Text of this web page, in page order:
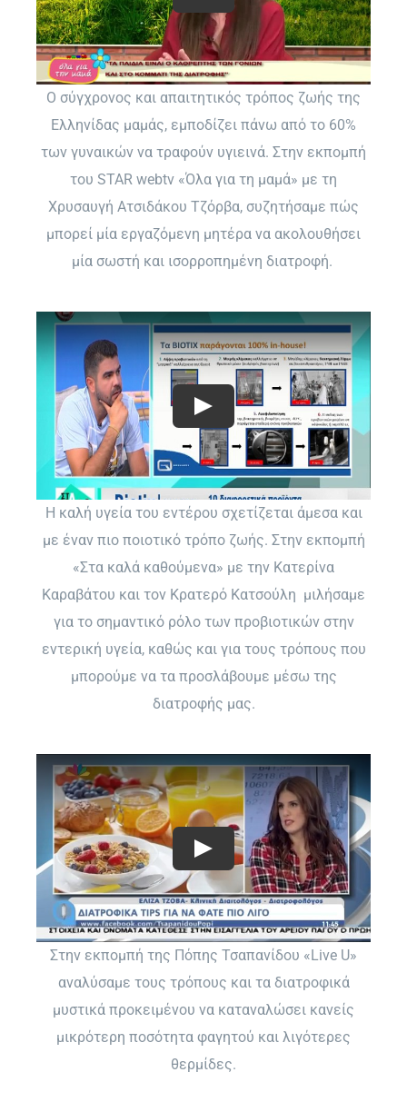
Ο σύγχρονος και απαιτητικός τρόπος ζωής της
Ελληνίδας μαμάς, εμποδίζει πάνω από το 60%
των γυναικών να τραφούν υγιεινά. Στην εκπομπή
του STAR webtv «Όλα για τη μαμά» με τη
Χρυσαυγή Ατσιδάκου Τζόρβα, συζητήσαμε πώς
μπορεί μία εργαζόμενη μητέρα να ακολουθήσει
μία σωστή και ισορροπημένη διατροφή.
Η καλή υγεία του εντέρου σχετίζεται άμεσα και
με έναν πιο ποιοτικό τρόπο ζωής. Στην εκπομπή
«Στα καλά καθούμενα» με την Κατερίνα
Καραβάτου και τον Κρατερό Κατσούλη μιλήσαμε
για το σημαντικό ρόλο των προβιοτικών στην
εντερική υγεία, καθώς και για τους τρόπους που
μπορούμε να τα προσλάβουμε μέσω της
διατροφής μας.
Στην εκπομπή της Πόπης Τσαπανίδου «Live U»
αναλύσαμε τους τρόπους και τα διατροφικά
μυστικά προκειμένου να καταναλώσει κανείς
μικρότερη ποσότητα φαγητού και λιγότερες
θερμίδες.